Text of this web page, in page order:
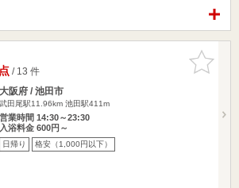
お気に入
りに追加
/ 13 件
大阪府 / 池田市
武田尾駅11.96km 池田駅411m
営業時間 14:30～23:30
入浴料金 600円～
日帰り 格安（1,000円以下）